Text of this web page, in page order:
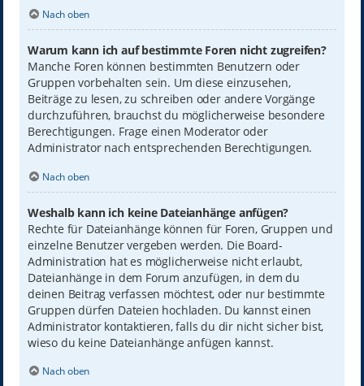
Nach oben
Warum kann ich auf bestimmte Foren nicht zugreifen?
Manche Foren können bestimmten Benutzern oder
Gruppen vorbehalten sein. Um diese einzusehen,
Beiträge zu lesen, zu schreiben oder andere Vorgänge
durchzuführen, brauchst du möglicherweise besondere
Berechtigungen. Frage einen Moderator oder
Administrator nach entsprechenden Berechtigungen.
Nach oben
Weshalb kann ich keine Dateianhänge anfügen?
Rechte für Dateianhänge können für Foren, Gruppen und
einzelne Benutzer vergeben werden. Die Board-
Administration hat es möglicherweise nicht erlaubt,
Dateianhänge in dem Forum anzufügen, in dem du
deinen Beitrag verfassen möchtest, oder nur bestimmte
Gruppen dürfen Dateien hochladen. Du kannst einen
Administrator kontaktieren, falls du dir nicht sicher bist,
wieso du keine Dateianhänge anfügen kannst.
Nach oben